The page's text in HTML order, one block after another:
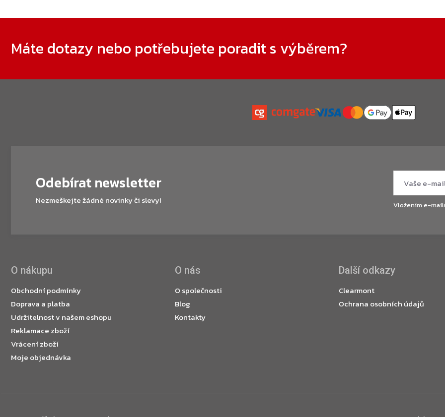
Máte dotazy nebo potřebujete poradit s výběrem?
Odebírat newsletter
Nezmeškejte žádné novinky či slevy! Vložením e-
O nákupu
Obchodní podmínky
Doprava a platba
Udržitelnost v našem eshopu
Reklamace zboží
Vrácení zboží
Moje objednávka
O nás
O společnosti
Blog
Kontakty
Další odkazy
Clearmont
Ochrana osobních údajů